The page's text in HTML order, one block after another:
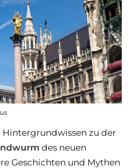
zu der
des neuen
Geschichten und Mythen